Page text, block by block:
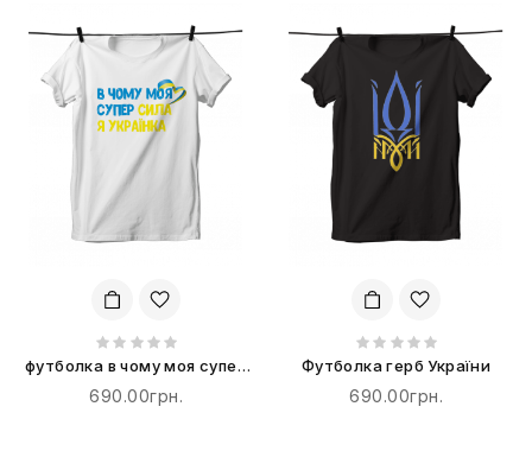
футболка в чому моя супер
сила я Українка
690.00грн.
Футболка герб України
690.00грн.